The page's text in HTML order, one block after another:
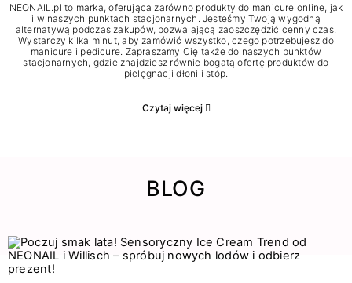
NEONAIL.pl to marka, oferująca zarówno produkty do manicure online, jak
i w naszych punktach stacjonarnych. Jesteśmy Twoją wygodną
alternatywą podczas zakupów, pozwalającą zaoszczędzić cenny czas.
Wystarczy kilka minut, aby zamówić wszystko, czego potrzebujesz do
manicure i pedicure. Zapraszamy Cię także do naszych punktów
stacjonarnych, gdzie znajdziesz równie bogatą ofertę produktów do
pielęgnacji dłoni i stóp.
Czytaj więcej
BLOG